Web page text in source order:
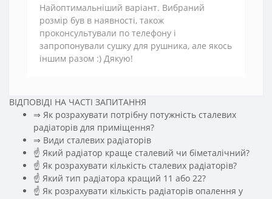
Найоптимальніший варіант. Вибраний
розмір був в наявності, також
проконсультували по телефону і
запропонували сушку для рушника, але якось
іншим разом :) Дякую!
ВІДПОВІДІ НА ЧАСТІ ЗАПИТАННЯ
⇒ Як розрахувати потрібну потужність сталевих
радіаторів для приміщення?
️⇒ Види сталевих радіаторів
☝ Який радіатор краще сталевий чи біметалічний?
☝ Як розрахувати кількість сталевих радіаторів?
☝ Який тип радіатора кращий 11 або 22?
☝ Як розрахувати кількість радіаторів опалення у